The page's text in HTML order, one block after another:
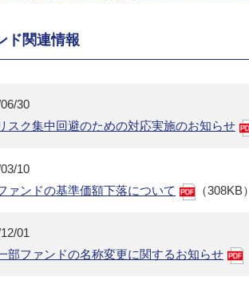
ド関連情報
30
スク集中回避のための対応実施のお知らせ
10
ァンドの基準価額下落について
（308KB）
01
部ファンドの名称変更に関するお知らせ